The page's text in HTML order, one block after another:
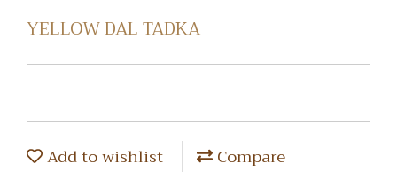
YELLOW DAL TADKA
Add to wishlist Compare